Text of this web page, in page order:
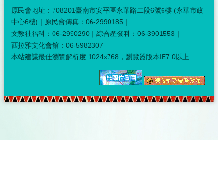
原民會地址：708201臺南市安平區永華路二段6號6樓 (永華市政
中心6樓)｜原民會傳真：06-2990185｜
文教社福科：06-2990290｜綜合產發科：06-3901553｜
西拉雅文化會館：06-5982307
本站建議最佳瀏覽解析度 1024x768，瀏覽器版本IE7.0以上